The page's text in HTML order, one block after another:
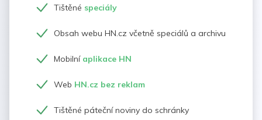
Tištěné speciály
Obsah webu HN.cz včetně speciálů a archivu
Mobilní aplikace HN
Web HN.cz bez reklam
Tištěné páteční noviny do schránky